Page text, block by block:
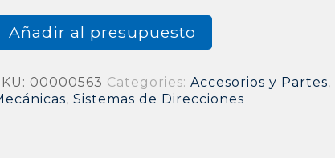
Añadir al presupuesto
00000563 Categories:Accesorios y Partes,
,Sistemas de Direcciones